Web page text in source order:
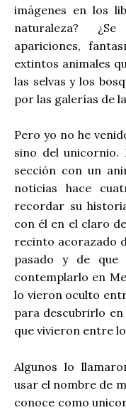
imágenes en los
naturaleza?
apariciones,
extintos animales
las selvas y los
por las galerías de
Pero yo no he
sino del unicornio.
sección con un
noticias hace
recordar su
con él en el claro
recinto acorazado
pasado y de que
contemplarlo en
lo vieron oculto
para descubrirlo
que vivieron entre
Algunos lo
usar el nombre de
conoce como